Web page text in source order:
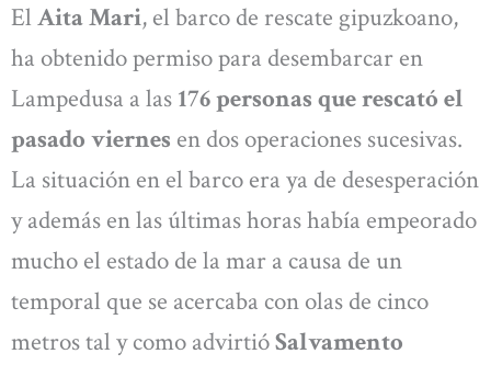
El Aita Mari, el barco de rescate gipuzkoano,
ha obtenido permiso para desembarcar en
Lampedusa a las 176 personas que rescató el
pasado viernes en dos operaciones sucesivas.
La situación en el barco era ya de desesperación
y además en las últimas horas había empeorado
mucho el estado de la mar a causa de un
temporal que se acercaba con olas de cinco
metros tal y como advirtióSalvamento